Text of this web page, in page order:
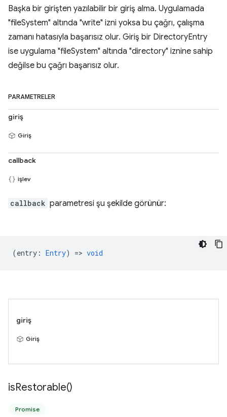
Başka bir girişten yazılabilir bir giriş alma. Uygulamada
"fileSystem" altında "write" izni yoksa bu çağrı, çalışma
zamanı hatasıyla başarısız olur. Giriş bir DirectoryEntry
ise uygulama "fileSystem" altında "directory" iznine sahip
değilse bu çağrı başarısız olur.
PARAMETRELER
giriş
Giriş
callback
işlev
callback parametresi şu şekilde görünür:
(entry : Entry) => void
giriş
Giriş
isRestorable()
Promise